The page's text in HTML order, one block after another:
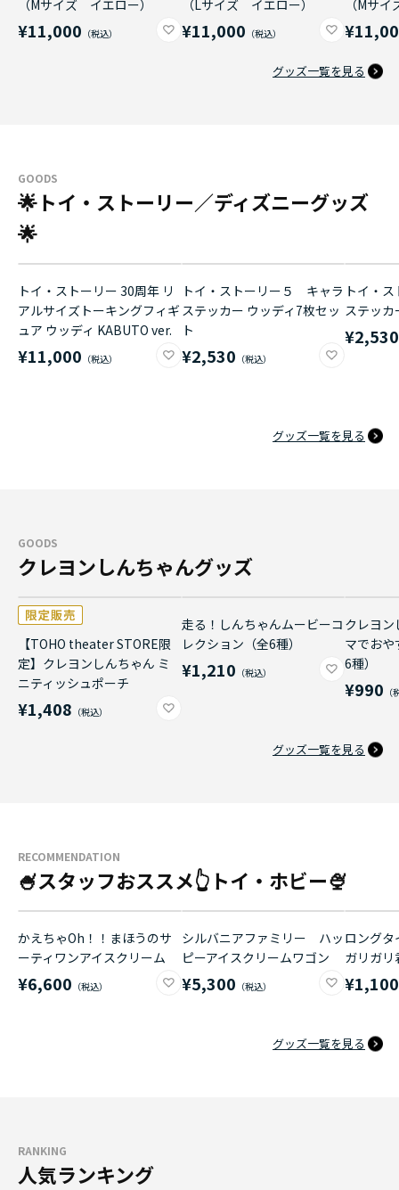
（Mサイズ イエロー）
¥11,000
（Lサイズ イエロー）
¥11,000
（Mサ
グッズ一覧を見る
GOODS
🌟トイ・ストーリー／ディズニーグッズ
🌟
トイ・ストーリー 30周年 リ
アルサイズトーキングフィギ
ュア ウッディ KABUTO ver.
¥11,000
トイ・ストーリー５ キャラ
ステッカー ウッディ7枚セッ
ト
¥2,530
トイ・
ステッカ
¥2,530
グッズ一覧を見る
GOODS
クレヨンしんちゃんグッズ
【TOHO theater STORE限
定】クレヨンしんちゃん ミ
ニティッシュポーチ
¥1,408
走る！しんちゃんムービーコ
レクション（全6種）
¥1,210
クレヨ
マでお
6種）
¥990
グッズ一覧を見る
RECOMMENDATION
🍧スタッフおススメ👆トイ・ホビー🍨
かえちゃOh！！まほうのサ
ーティワンアイスクリーム
¥6,600
シルバニアファミリー ハッ
ピーアイスクリームワゴン
¥5,300
ロング
ガリガ
¥1,100
グッズ一覧を見る
RANKING
人気ランキング